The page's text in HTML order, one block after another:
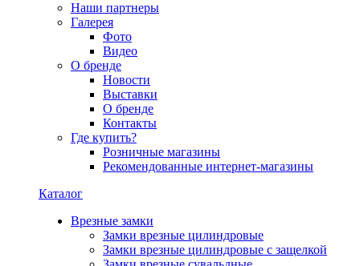
Наши партнеры
Галерея
Фото
Видео
О бренде
Новости
Выставки
О бренде
Контакты
Где купить?
Розничные магазины
Рекомендованные интернет-магазины
Каталог
Врезные замки
Замки врезные цилиндровые
Замки врезные цилиндровые с защелкой